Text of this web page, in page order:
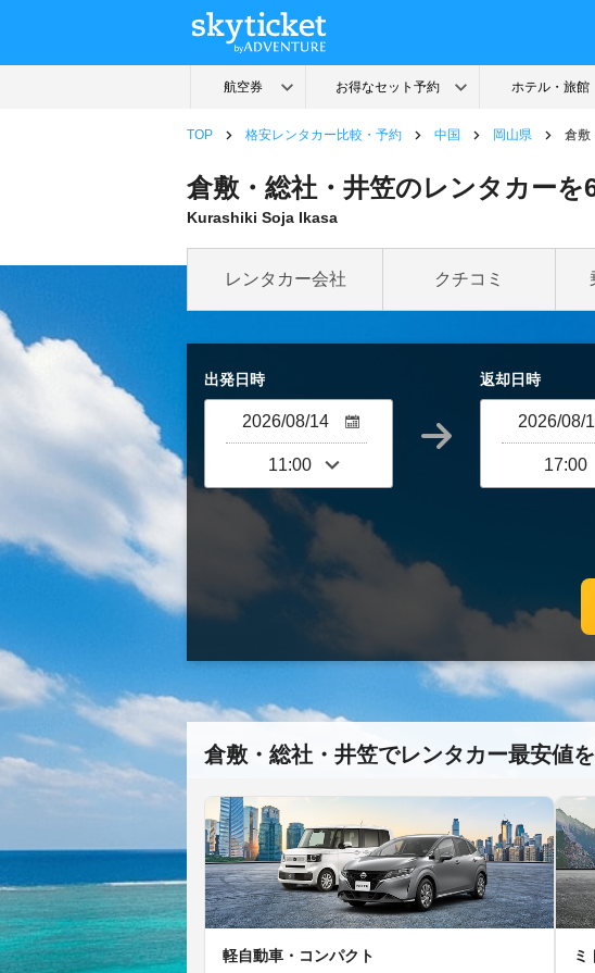
TOP 格安レンタカー比較・予約 中国 岡山県 倉敷
倉敷・総社・井笠のレンタカーを
Kurashiki Soja Ikasa
レンタカー会社 クチコミ
出発日時 返却日時
倉敷・総社・井笠でレンタカー最安値
軽自動車・コンパクト
ミ